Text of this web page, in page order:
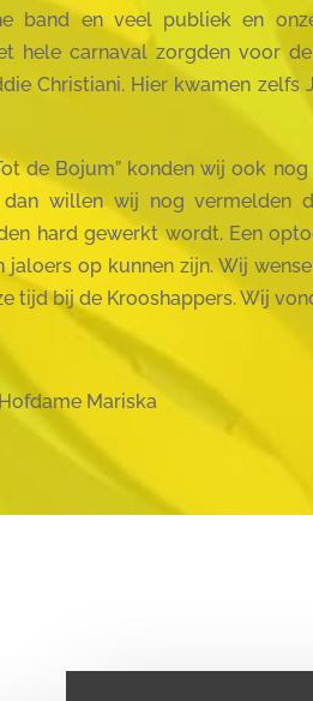
band en veel publiek en
hele carnaval zorgden voor
Christiani. Hier kwamen zelfs
de Bojum” konden wij ook
dan willen wij nog vermelden
hard gewerkt wordt. Een
jaloers op kunnen zijn. Wij
tijd bij de Krooshappers. Wij
Mariska